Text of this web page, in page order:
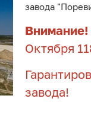
завода
Внимание!
Октября
завода!